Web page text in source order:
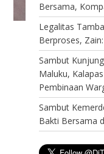
Bersama,
Legalitas
Berproses,
Sambut
Maluku,
Pembinaan
Sambut
Bakti Bersama